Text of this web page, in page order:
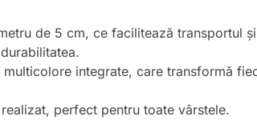
de 5 cm, ce facilitează transportul
integrate, care transformă
perfect pentru toate vârstele.